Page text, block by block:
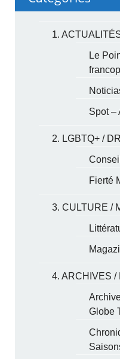
1.
Le
Spot –
2. LGBTQ+ /
Fierté
3. CULTURE /
4. ARCHIVES /
Globe